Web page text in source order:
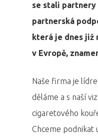
se stali partnery
partnerská
která je dnes již
v Evropě,
Naše firma je
děláme a s naší
cigaretového
Chceme podnikat